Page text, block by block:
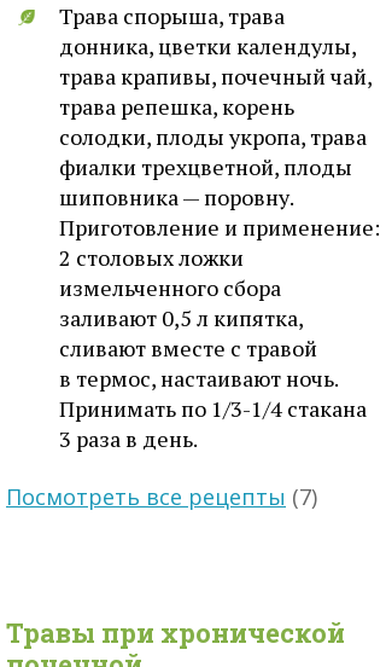
Трава спорыша, трава
донника, цветки календулы,
трава крапивы, почечный чай,
трава репешка, корень
солодки, плоды укропа, трава
фиалки трехцветной, плоды
шиповника — поровну.
Приготовление и применение:
2 столовых ложки
измельченного сбора
заливают 0,5 л кипятка,
сливают вместе с травой
в термос, настаивают ночь.
Принимать по 1/3-1/4 стакана
3 раза в день.
Посмотреть все рецепты (7)
Травы при хронической